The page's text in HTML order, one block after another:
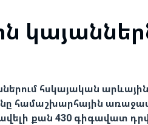
հսկայական
համաշխարհային
քան 430 գիգավատ